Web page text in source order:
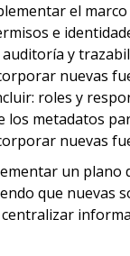
el marco
e
y
nuevas
roles y
los metadatos
nuevas
un plano
que nuevas